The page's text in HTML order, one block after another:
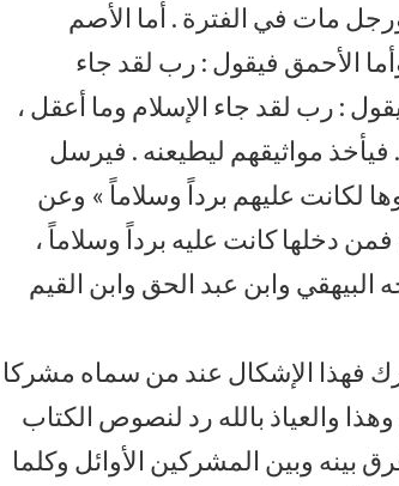
مات في الفترة . أما الأصم
الأحمق فيقول : رب لقد جاء
: رب لقد جاء الإسلام وما أعقل ،
مواثيقهم ليطيعنه . فيرسل
لكانت عليهم برداً وسلاماً » وعن
دخلها كانت عليه برداً وسلاماً ،
وابن عبد الحق وابن القيم
فهذا الإشكال عند من سماه مشركا
والعياذ بالله رد لنصوص الكتاب
وبين المشركين الأوائل وكلما